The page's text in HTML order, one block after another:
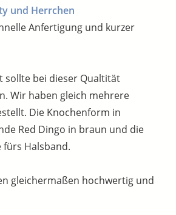
und Herrchen
Anfertigung und kurzer
sollte bei dieser Qualtität
Wir haben gleich mehrere
Die Knochenform in
Red Dingo in braun und die
fürs Halsband.
gleichermaßen hochwertig und